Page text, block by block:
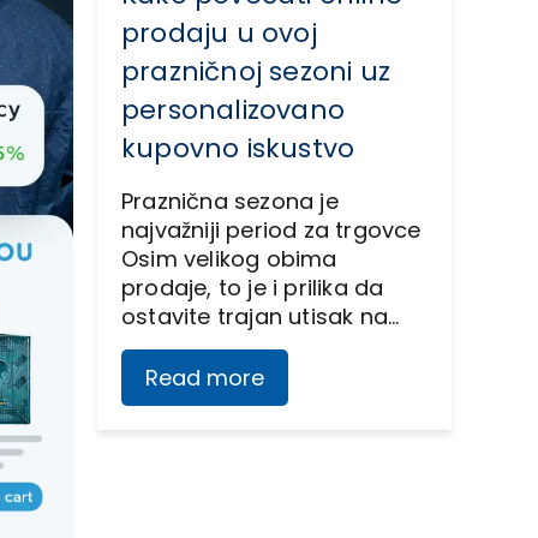
prodaju u ovoj
prazničnoj sezoni uz
personalizovano
kupovno iskustvo
Praznična sezona je
najvažniji period za trgovce
Osim velikog obima
prodaje, to je i prilika da
ostavite trajan utisak na…
Read more